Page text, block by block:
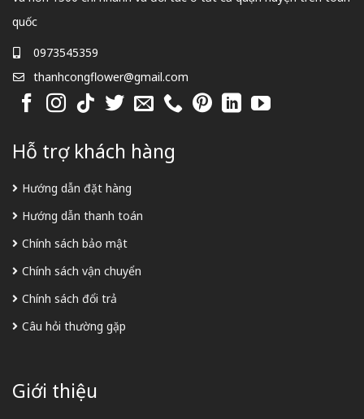
quốc
0973545359
thanhcongflower@gmail.com
Hỗ trợ khách hàng
Hướng dẫn đặt hàng
Hướng dẫn thanh toán
Chính sách bảo mật
Chính sách vận chuyển
Chính sách đổi trả
Câu hỏi thường gặp
Giới thiệu